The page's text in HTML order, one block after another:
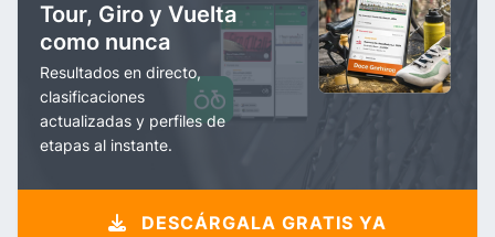
Tour, Giro y Vuelta
como nunca
Resultados en directo,
clasificaciones
actualizadas y perfiles de
etapas al instante.
DESCÁRGALA GRATIS YA